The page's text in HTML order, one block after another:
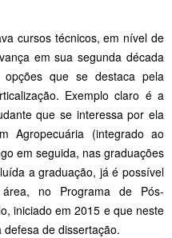
cursos técnicos, em nível de
em sua segunda década
que se destaca pela
Exemplo claro é a
que se interessa por ela
Agropecuária (integrado ao
em seguida, nas graduações
a graduação, já é possível
no Programa de Pós-
iniciado em 2015 e que neste
de dissertação.